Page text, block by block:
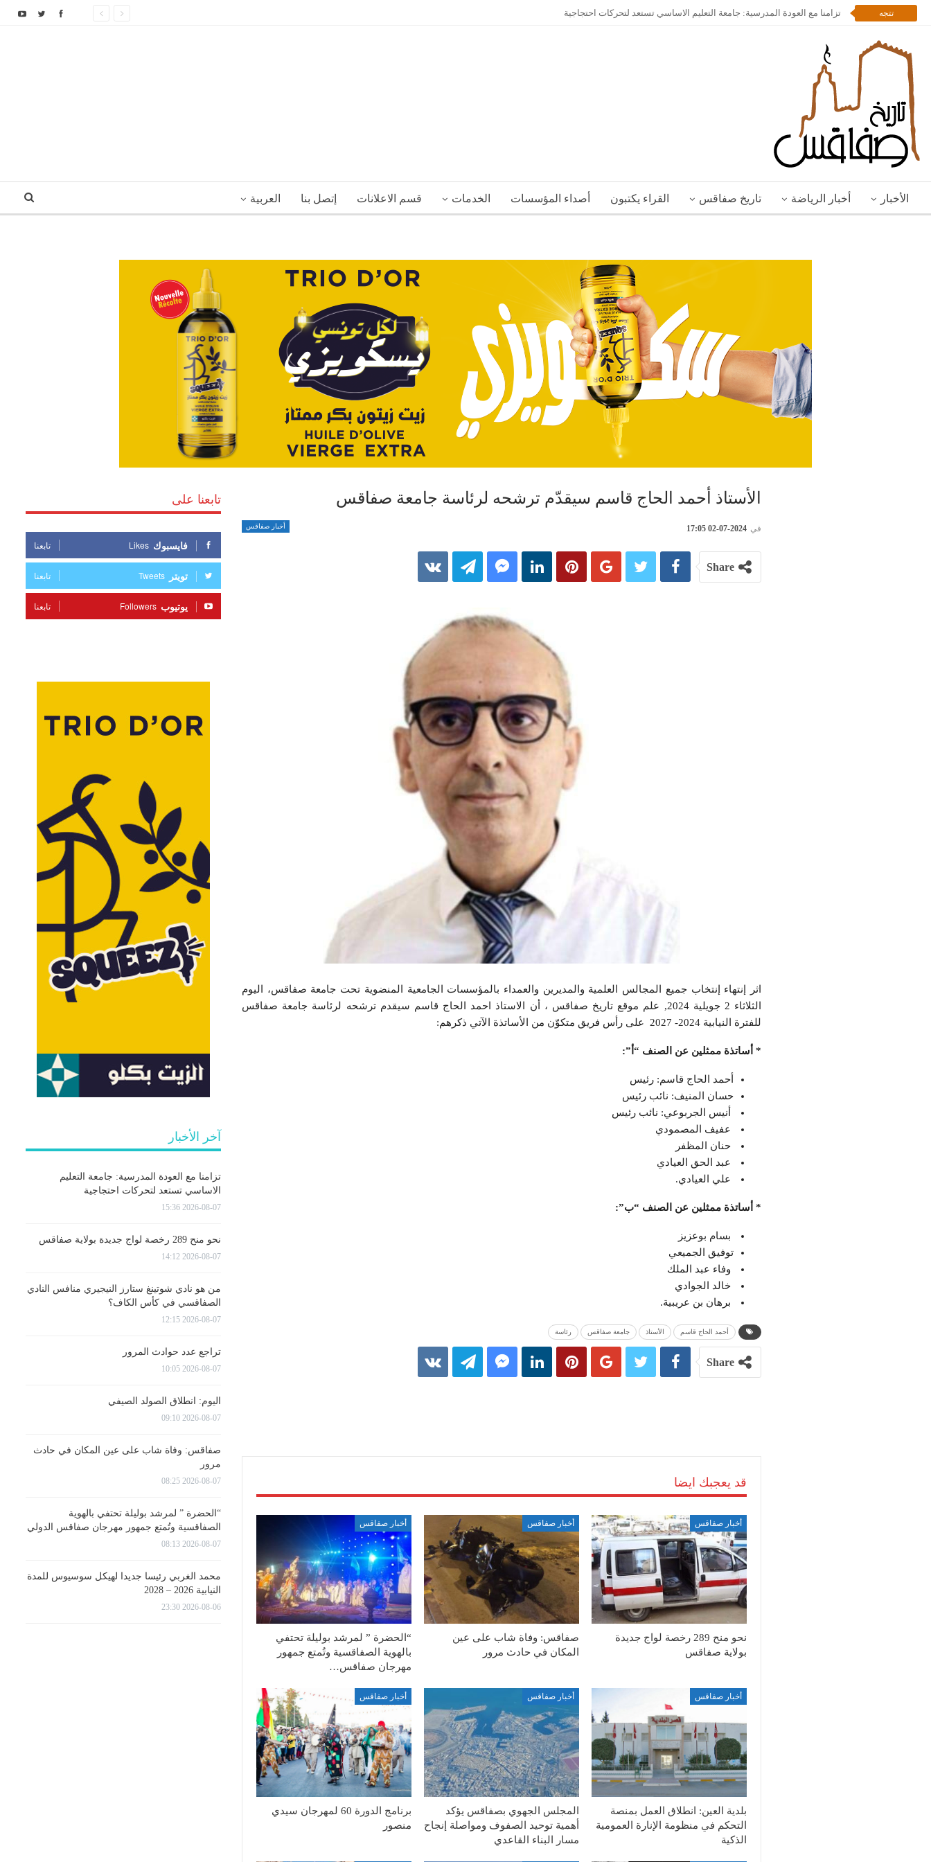
تتجه تزامنا مع العودة المدرسية: جامعة التعليم الاساسي تستعد لتحركات احتجاجية
الأخبار أخبار الرياضة تاريخ صفاقس القراء يكتبون أصداء المؤسسات الخدمات قسم الاعلانات إتصل بنا العربية
الأستاذ أحمد الحاج قاسم سيقدّم ترشحه لرئاسة جامعة صفاقس
أخبار صفاقس في 2024-07-02 17:05
Share
اثر إنتهاء إنتخاب جميع المجالس العلمية والمديرين والعمداء بالمؤسسات الجامعية المنضوية تحت جامعة صفاقس، اليوم
الثلاثاء 2 جويلية 2024, علم موقع تاريخ صفاقس ، أن الاستاذ احمد الحاج قاسم سيقدم ترشحه لرئاسة جامعة صفاقس
للفترة النيابية 2024- 2027 على رأس فريق متكوّن من الأساتذة الآتي ذكرهم:
* أساتذة ممثلين عن الصنف “أ”:
أحمد الحاج قاسم: رئيس
حسان المنيف: نائب رئيس
أنيس الجربوعي: نائب رئيس
عفيف المصمودي
حنان المظفر
عبد الحق العيادي
علي العيادي.
* أساتذة ممثلين عن الصنف “ب”:
بسام بوعزيز
توفيق الجميعي
وفاء عبد الملك
خالد الجوادي
برهان بن عريبية.
أحمد الحاج قاسم الأستاذ جامعة صفاقس رئاسة
Share
قد يعجبك ايضا
أخبار صفاقس
نحو منح 289 رخصة لواج جديدة
بولاية صفاقس
أخبار صفاقس
صفاقس: وفاة شاب على عين
المكان في حادث مرور
أخبار صفاقس
“الحضرة ” لمرشد بوليلة تحتفي
بالهوية الصفاقسية وتُمتع جمهور
مهرجان صفاقس…
أخبار صفاقس
بلدية العين: انطلاق العمل بمنصة
التحكم في منظومة الإنارة العمومية
الذكية
أخبار صفاقس
المجلس الجهوي بصفاقس يؤكد
أهمية توحيد الصفوف ومواصلة إنجاح
مسار البناء القاعدي
أخبار صفاقس
برنامج الدورة 60 لمهرجان سيدي
منصور
تابعنا على
فايسبوك Likes تابعنا
تويتر Tweets تابعنا
يوتيوب Followers تابعنا
آخر الأخبار
تزامنا مع العودة المدرسية: جامعة التعليم
الاساسي تستعد لتحركات احتجاجية
2026-08-07 15:36
نحو منح 289 رخصة لواج جديدة بولاية صفاقس
2026-08-07 14:12
من هو نادي شوتينغ ستارز النيجيري منافس النادي
الصفاقسي في كأس الكاف؟
2026-08-07 12:15
تراجع عدد حوادث المرور
2026-08-07 10:05
اليوم: انطلاق الصولد الصيفي
2026-08-07 09:10
صفاقس: وفاة شاب على عين المكان في حادث
مرور
2026-08-07 08:25
“الحضرة ” لمرشد بوليلة تحتفي بالهوية
الصفاقسية وتُمتع جمهور مهرجان صفاقس الدولي
2026-08-07 08:13
محمد الغربي رئيسا جديدا لهيكل سوسيوس للمدة
النيابية 2026 – 2028
2026-08-06 23:30